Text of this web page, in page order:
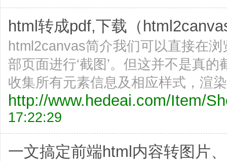
html转成pdf,下载（
html2canvas简介我们可以直接在
部页面进行‘截图’。但这并不是真
收集所有元素信息及相应样式，渲
http://www.hedeai.com/Item/
17:22:29
一文搞定前端html内容转图片